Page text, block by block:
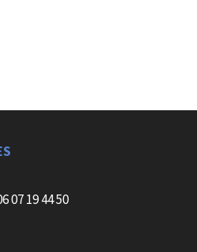
07 19 44 50